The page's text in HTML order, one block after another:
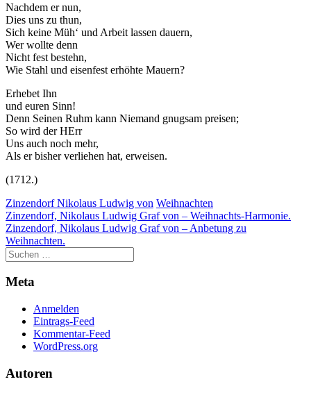
Nachdem er nun,
Dies uns zu thun,
Sich keine Müh‘ und Arbeit lassen dauern,
Wer wollte denn
Nicht fest bestehn,
Wie Stahl und eisenfest erhöhte Mauern?
Erhebet Ihn
und euren Sinn!
Denn Seinen Ruhm kann Niemand gnugsam preisen;
So wird der HErr
Uns auch noch mehr,
Als er bisher verliehen hat, erweisen.
(1712.)
Zinzendorf Nikolaus Ludwig von Weihnachten
Beitragsnavigation
Zinzendorf, Nikolaus Ludwig Graf von – Weihnachts-Harmonie.
Zinzendorf, Nikolaus Ludwig Graf von – Anbetung zu
Weihnachten.
Meta
Anmelden
Eintrags-Feed
Kommentar-Feed
WordPress.org
Autoren